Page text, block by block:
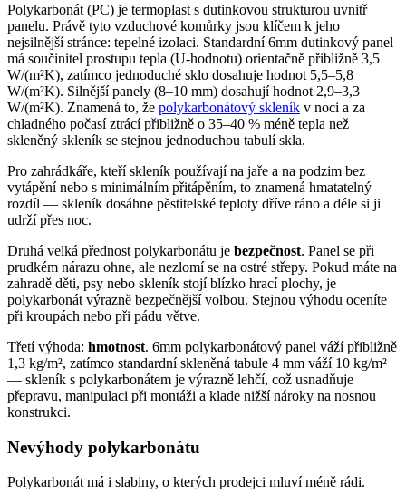
Polykarbonát (PC) je termoplast s dutinkovou strukturou uvnitř
panelu. Právě tyto vzduchové komůrky jsou klíčem k jeho
nejsilnější stránce: tepelné izolaci. Standardní 6mm dutinkový panel
má součinitel prostupu tepla (U-hodnotu) orientačně přibližně 3,5
W/(m²K), zatímco jednoduché sklo dosahuje hodnot 5,5–5,8
W/(m²K). Silnější panely (8–10 mm) dosahují hodnot 2,9–3,3
W/(m²K). Znamená to, že polykarbonátový skleník v noci a za
chladného počasí ztrácí přibližně o 35–40 % méně tepla než
skleněný skleník se stejnou jednoduchou tabulí skla.
Pro zahrádkáře, kteří skleník používají na jaře a na podzim bez
vytápění nebo s minimálním přitápěním, to znamená hmatatelný
rozdíl — skleník dosáhne pěstitelské teploty dříve ráno a déle si ji
udrží přes noc.
Druhá velká přednost polykarbonátu je bezpečnost. Panel se při
prudkém nárazu ohne, ale nezlomí se na ostré střepy. Pokud máte na
zahradě děti, psy nebo skleník stojí blízko hrací plochy, je
polykarbonát výrazně bezpečnější volbou. Stejnou výhodu oceníte
při kroupách nebo při pádu větve.
Třetí výhoda: hmotnost. 6mm polykarbonátový panel váží přibližně
1,3 kg/m², zatímco standardní skleněná tabule 4 mm váží 10 kg/m²
— skleník s polykarbonátem je výrazně lehčí, což usnadňuje
přepravu, manipulaci při montáži a klade nižší nároky na nosnou
konstrukci.
Nevýhody polykarbonátu
Polykarbonát má i slabiny, o kterých prodejci mluví méně rádi.